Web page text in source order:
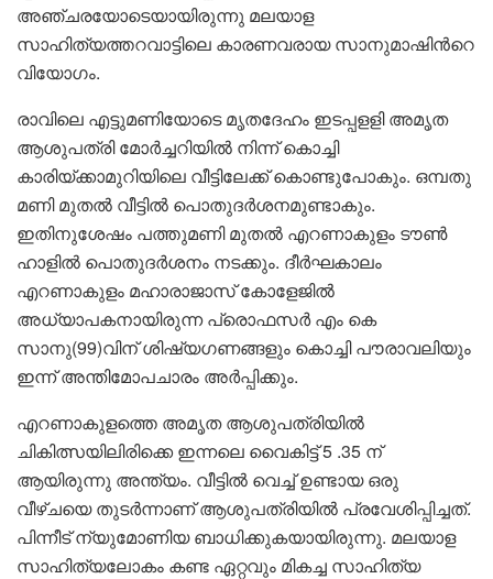
അഞ്ചരയോടെയായിരുന്നു മലയാള
സാഹിത്യത്തറവാട്ടിലെ കാരണവരായ സാനുമാഷിന്‍റെ
വിയോഗം.
രാവിലെ എട്ടുമണിയോടെ മൃതദേഹം ഇടപ്പളളി അമൃത
ആശുപത്രി മോർച്ചറിയിൽ നിന്ന് കൊച്ചി
കാരിയ്ക്കാമുറിയിലെ വീട്ടിലേക്ക് കൊണ്ടുപോകും. ഒമ്പതു
മണി മുതൽ വീട്ടിൽ പൊതുദര്‍ശനമുണ്ടാകും.
ഇതിനുശേഷം പത്തുമണി മുതൽ എറണാകുളം ടൗൺ
ഹാളിൽ പൊതുദ‍ർശനം നടക്കും. ദീർഘകാലം
എറണാകുളം മഹാരാജാസ് കോളേജിൽ
അധ്യാപകനായിരുന്ന പ്രൊഫസ‍ർ എം കെ
സാനു(99)വിന് ശിഷ്യഗണങ്ങളും കൊച്ചി പൗരാവലിയും
ഇന്ന് അന്തിമോപചാരം അർപ്പിക്കും.
എറണാകുളത്തെ അമൃത ആശുപത്രിയില്‍
ചികിത്സയിലിരിക്കെ ഇന്നലെ വൈകിട്ട് 5 .35 ന്
ആയിരുന്നു അന്ത്യം. വീട്ടില്‍ വെച്ച് ഉണ്ടായ ഒരു
വീഴ്ചയെ തുടര്‍ന്നാണ് ആശുപത്രിയില്‍ പ്രവേശിപ്പിച്ചത്.
പിന്നീട് ന്യുമോണിയ ബാധിക്കുകയായിരുന്നു. മലയാള
സാഹിത്യലോകം കണ്ട ഏറ്റവും മികച്ച സാഹിത്യ